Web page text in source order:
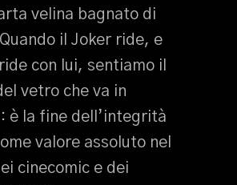
velina bagnato di
il Joker ride, e
con lui, sentiamo il
vetro che va in
è la fine dell’integrità
valore assoluto nel
cinecomic e dei